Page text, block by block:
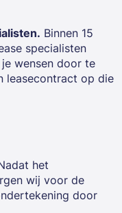
Binnen 15
specialisten
wensen door te
leasecontract op die
het
wij voor de
door